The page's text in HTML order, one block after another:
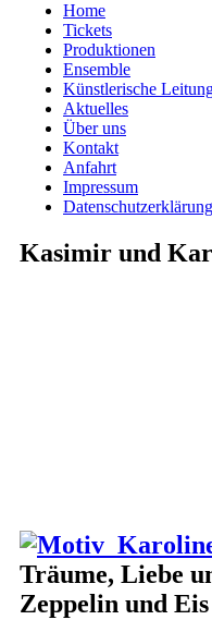
Home
Tickets
Produktionen
Ensemble
Künstlerische
Aktuelles
Über uns
Kontakt
Anfahrt
Impressum
Datenschutzerklärung
Kasimir und
Träume, Liebe
Zeppelin und